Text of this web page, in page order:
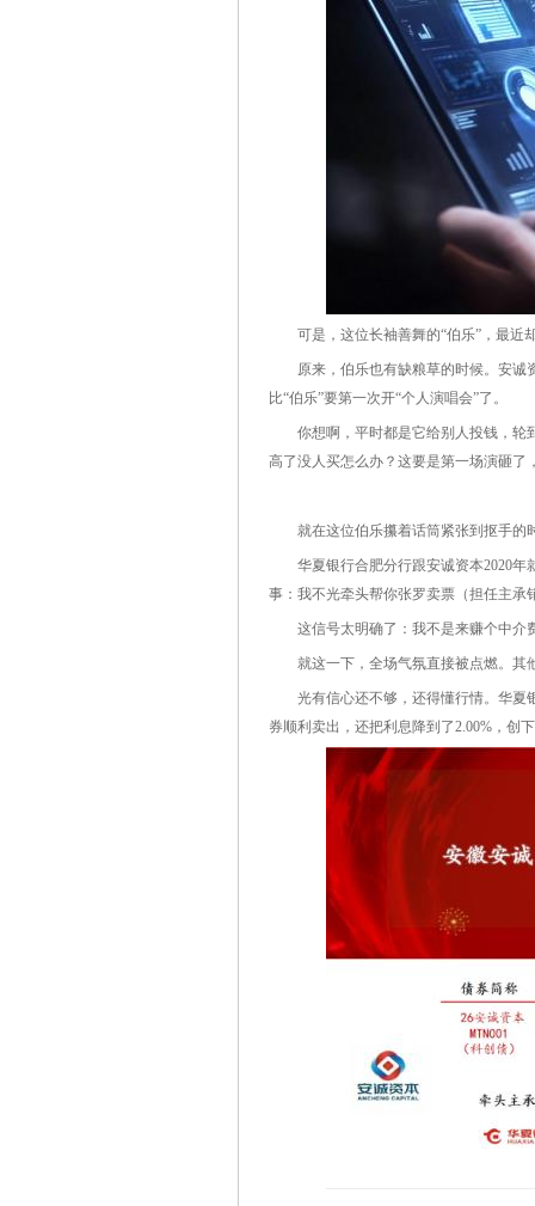
可是，这位长袖善舞的“伯乐”，最近
原来，伯乐也有缺粮草的时候。安诚资
比“伯乐”要第一次开“个人演唱会”了。
你想啊，平时都是它给别人投钱，轮到
高了没人买怎么办？这要是第一场演砸了
就在这位伯乐攥着话筒紧张到抠手的
华夏银行合肥分行跟安诚资本2020年
事：我不光牵头帮你张罗卖票（担任主承
这信号太明确了：我不是来赚个中介
就这一下，全场气氛直接被点燃。其
光有信心还不够，还得懂行情。华夏银
券顺利卖出，还把利息降到了2.00%，创